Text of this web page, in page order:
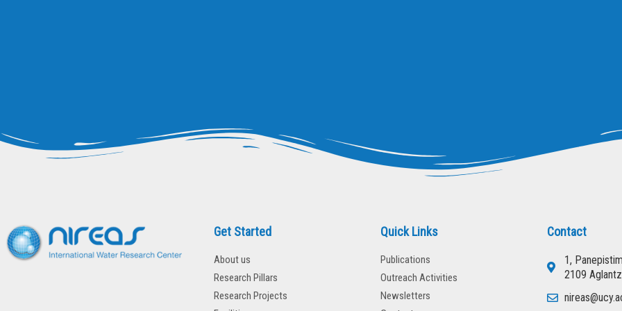
Get Started
About us
Research Pillars
Research Projects
Quick Links
Publications
Outreach Activities
Newsletters
Contact
1,
2109